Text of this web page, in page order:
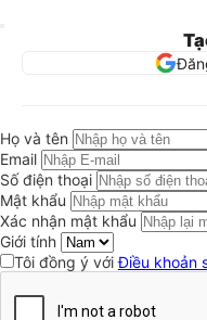
Họ và tên
Email
Số điện thoại
Mật khẩu
Xác nhận mật khẩu
Giới tính
Tôi đồng ý vớiĐiều khoản